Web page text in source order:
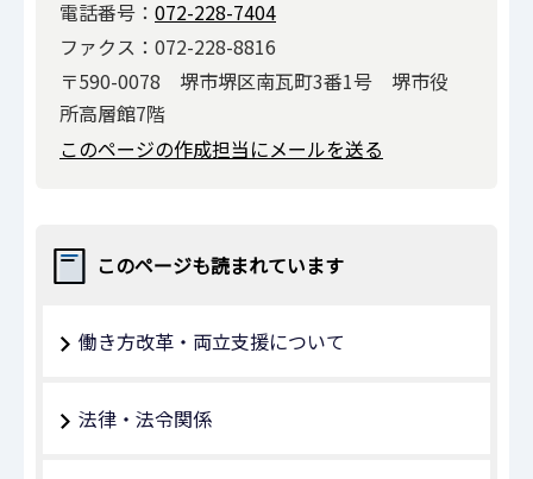
電話番号： 072-228-7404
ファクス：072-228-8816
〒590-0078 堺市堺区南瓦町3番1号 堺市役
所高層館7階
このページの作成担当にメールを送る
このページも読まれています
働き方改革・両立支援について
法律・法令関係